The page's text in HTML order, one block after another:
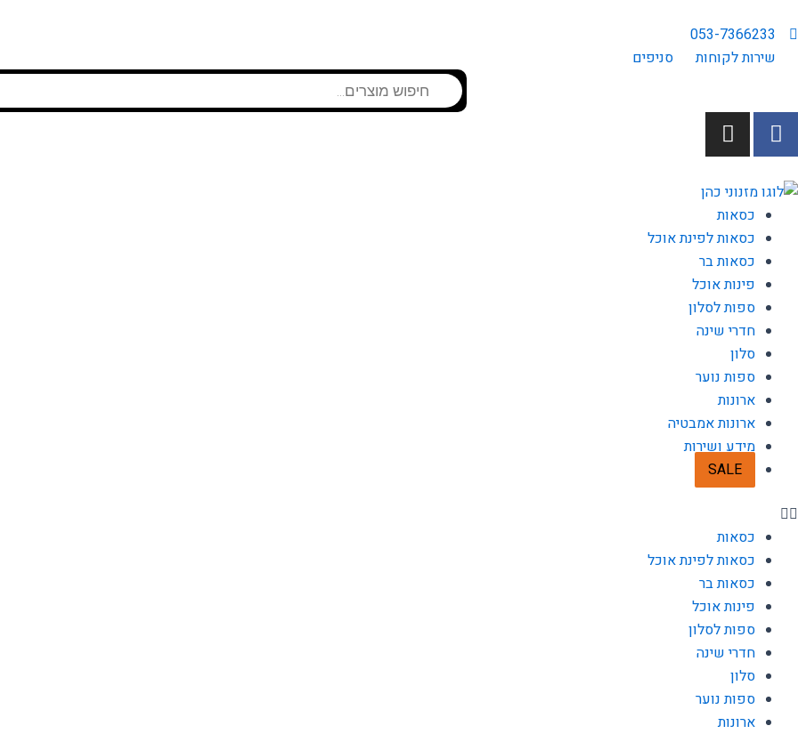
לתוכן053-7366233
שירות לקוחות
סניפים
Products
search
F
a
c
e
b
o
o
k
-
f
I
n
s
t
a
g
r
a
m
כסאות
כסאות לפינת אוכל
כסאות בר
פינות אוכל
ספות לסלון
חדרי שינה
סלון
ספות נוער
ארונות
ארונות אמבטיה
מידע ושירות
SALE
כסאות
כסאות לפינת אוכל
כסאות בר
פינות אוכל
ספות לסלון
חדרי שינה
סלון
ספות נוער
ארונות